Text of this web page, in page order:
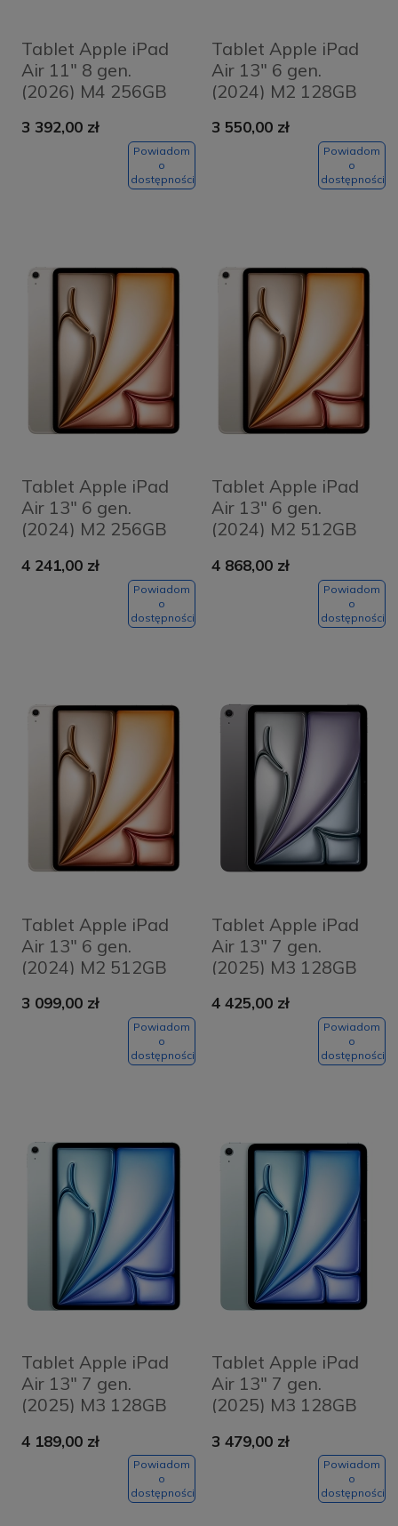
Tablet Apple iPad
Air 11" 8 gen.
(2026) M4 256GB
Blue
3 392,00 zł
Powiadom
o
dostępności
Tablet Apple iPad
Air 13" 6 gen.
(2024) M2 128GB
Purple
3 550,00 zł
Powiadom
o
dostępności
Tablet Apple iPad
Air 13" 6 gen.
(2024) M2 256GB
Księżycowa
4 241,00 zł
Powiadom
o
dostępności
Tablet Apple iPad
Air 13" 6 gen.
(2024) M2 512GB
Księżycowa
4 868,00 zł
Powiadom
o
dostępności
Tablet Apple iPad
Air 13" 6 gen.
(2024) M2 512GB
poświata -
3 099,00 zł
Powiadom
o
dostępności
Tablet Apple iPad
Air 13" 7 gen.
(2025) M3 128GB
Gwiezdna szarość -
4 425,00 zł
Powiadom
o
dostępności
Tablet Apple iPad
Air 13" 7 gen.
(2025) M3 128GB
Niebieski - Blue
4 189,00 zł
Powiadom
o
dostępności
Tablet Apple iPad
Air 13" 7 gen.
(2025) M3 128GB
Blue
3 479,00 zł
Powiadom
o
dostępności